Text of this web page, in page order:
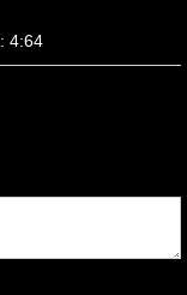
: 4:64